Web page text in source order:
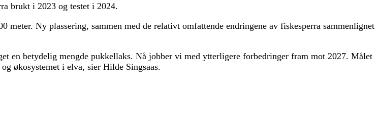
brukt i 2023 og testet i 2024.
Ny plassering, sammen med de relativt omfattende endringene av fiskesperra sammenlignet
en betydelig mengde pukkellaks. Nå jobber vi med ytterligere forbedringer fram mot 2027. Målet
økosystemet i elva, sier Hilde Singsaas.